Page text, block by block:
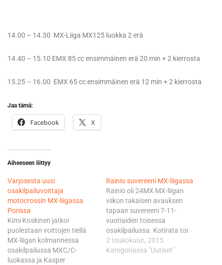
14.00 – 14.30 MX-Liiga MX125 luokka 2 erä
14.40 – 15.10 EMX 85 cc ensimmäinen erä 20 min + 2 kierrosta
15.25 – 16.00 EMX 65 cc ensimmäinen erä 12 min + 2 kierrosta
Jaa tämä:
Facebook X
Aiheeseen liittyy
Varjosesta uusi
osakilpailuvoittaja
motocrossin MX-liigassa
Porissa
Kimi Koskinen jatkoi
puolestaan voittojen tiellä
MX-liigan kolmannessa
osakilpailussa MXC/C-
luokassa ja Kasper
Rainio suvereeni MX-liigassa
Rainio oli 24MX MX-liigan
viikon takaisen avauksen
tapaan suvereeni 7-11-
vuotiaiden toisessa
osakilpailussa. Kotirata toi
pojan menoon pienen extran
ja hän voitti kummatkin
2 toukokuun, 2015
Kategoriassa "Uutiset"